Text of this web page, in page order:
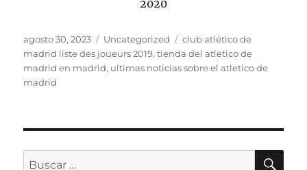
Publicado
el
agosto 30, 2023 Categorías
Uncategorized Etiquetas
club atlético de
madrid liste des joueurs 2019,tienda del atletico de
madrid en madrid, ultimas noticias sobre el atletico de
madrid
Buscar